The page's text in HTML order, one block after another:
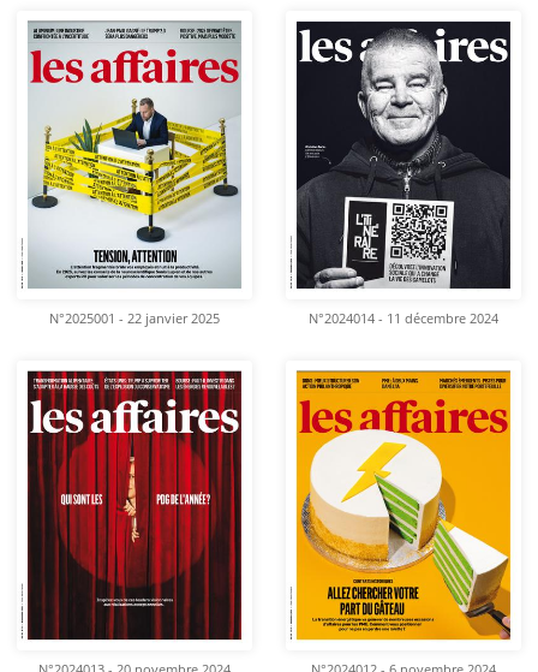
N°2025001 - 22 janvier 2025 N°2024014 - 11 décembre 2024